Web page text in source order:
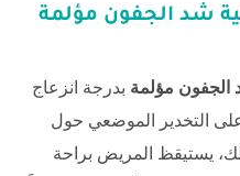
شد الجفون مؤلمة
مؤلمة بدرجة انزعاج
التخدير الموضعي حول
يستيقظ المريض براحة